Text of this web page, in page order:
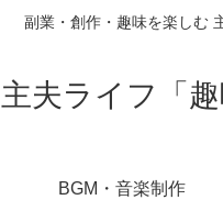
副業・創作・趣味を楽しむ
夫ライフ「
BGM・音楽制作